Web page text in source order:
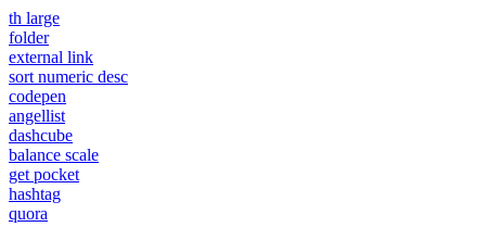
th large
folder
external link
sort numeric desc
codepen
angellist
dashcube
balance scale
get pocket
hashtag
quora